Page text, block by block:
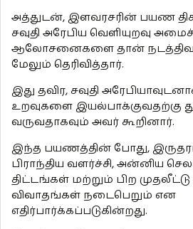
அத்துடன், இளவரசரின் பயண
சவுதி அரேபிய வெளியுறவு
ஆலோசனைகளை தான்
மேலும் தெரிவித்தார்.
இது தவிர, சவுதி
உறவுகளை இயல்பாக்குவதற்கு
வருவதாகவும் அவர் கூறினார்.
இந்த பயணத்தின் போது,
பிராந்திய வளர்ச்சி, அன்னிய
திட்டங்கள் மற்றும் பிற
விவாதங்கள் நடைபெறும் என
எதிர்பார்க்கப்படுகின்றது.